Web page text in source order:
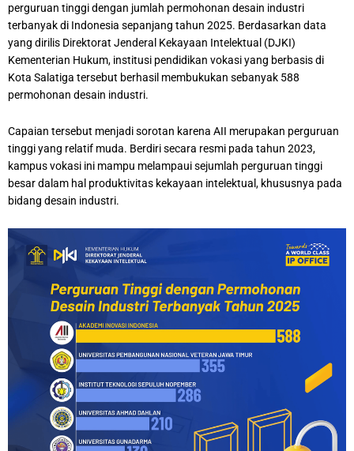
perguruan tinggi dengan jumlah permohonan desain industri
terbanyak di Indonesia sepanjang tahun 2025. Berdasarkan data
yang dirilis Direktorat Jenderal Kekayaan Intelektual (DJKI)
Kementerian Hukum, institusi pendidikan vokasi yang berbasis di
Kota Salatiga tersebut berhasil membukukan sebanyak 588
permohonan desain industri.
Capaian tersebut menjadi sorotan karena AII merupakan perguruan
tinggi yang relatif muda. Berdiri secara resmi pada tahun 2023,
kampus vokasi ini mampu melampaui sejumlah perguruan tinggi
besar dalam hal produktivitas kekayaan intelektual, khususnya pada
bidang desain industri.